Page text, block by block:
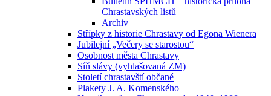
Chrastavských listů
Archiv
Střípky z historie Chrastavy od Egona Wienera
Jubilejní „Večery se starostou“
Osobnost města Chrastavy
Síň slávy (vyhlašovaná ZM)
Století chrastavští občané
Plakety J. A. Komenského